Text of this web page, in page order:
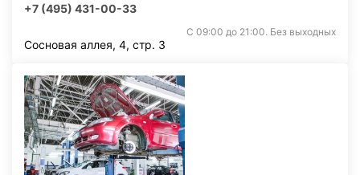
+7 (495) 431-00-33
С 09:00 до 21:00. Без выходных
Сосновая аллея, 4, стр. 3